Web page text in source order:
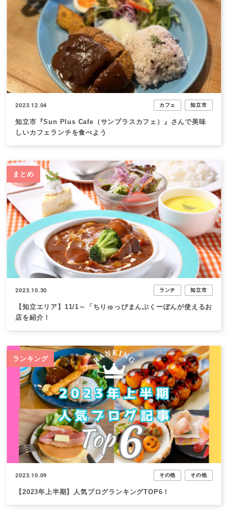
2023.12.04 カフェ 知立市
知立市『Sun Plus Cafe（サンプラスカフェ）』さんで美味
しいカフェランチを食べよう
まとめ
2023.10.30 ランチ 知立市
【知立エリア】11/1～「ちりゅっぴまんぷくーぽんが使えるお
店を紹介！
ランキング
2023.10.09 その他 その他
【2023年上半期】人気ブログランキングTOP6！